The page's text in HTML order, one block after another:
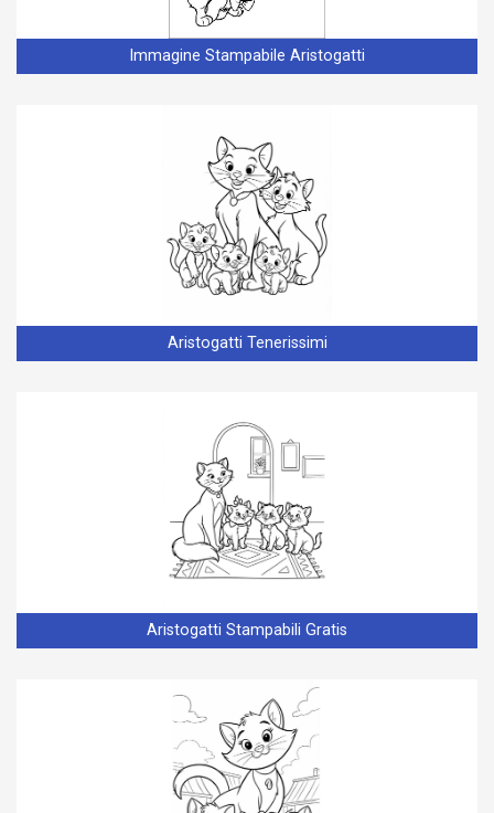
Immagine Stampabile Aristogatti
Aristogatti Tenerissimi
Aristogatti Stampabili Gratis